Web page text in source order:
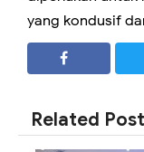
yang kondusif
Related